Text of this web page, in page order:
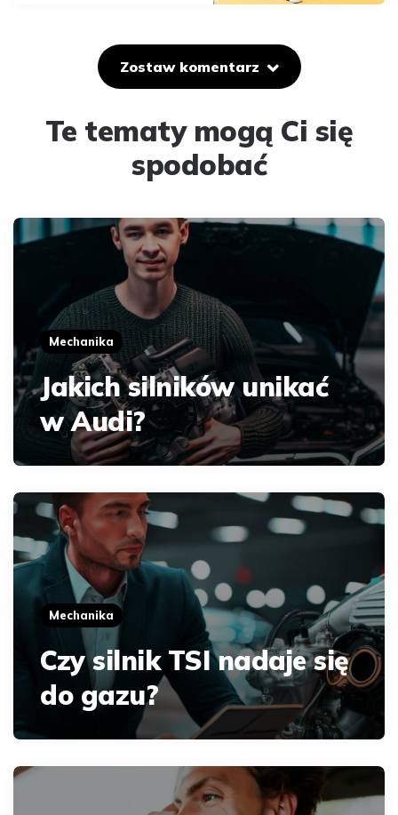
Zostaw komentarz
Te tematy mogą Ci się
spodobać
Mechanika
Jakich silników unikać
w Audi?
Mechanika
Czy silnik TSI nadaje się
do gazu?